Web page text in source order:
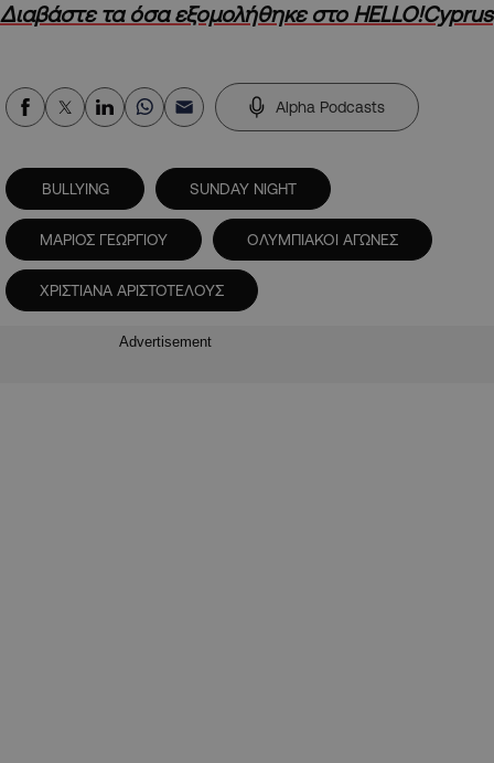
Διαβάστε τα όσα εξομολήθηκε στο HELLO!Cyprus
Alpha Podcasts
BULLYING SUNDAY NIGHT
ΜΑΡΙΟΣ ΓΕΩΡΓΙΟΥ ΟΛΥΜΠΙΑΚΟΙ ΑΓΩΝΕΣ
ΧΡΙΣΤΙΑΝΑ ΑΡΙΣΤΟΤΕΛΟΥΣ
Advertisement